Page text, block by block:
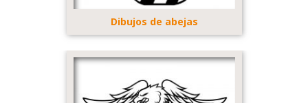
Dibujos de abejas